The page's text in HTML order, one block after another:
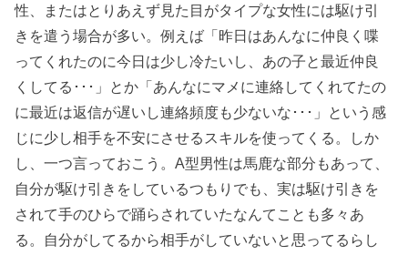
性、またはとりあえず見た目がタイプな女性には駆け引
きを遣う場合が多い。例えば「昨日はあんなに仲良く喋
ってくれたのに今日は少し冷たいし、あの子と最近仲良
くしてる･･･」とか「あんなにマメに連絡してくれてたの
に最近は返信が遅いし連絡頻度も少ないな･･･」という感
じに少し相手を不安にさせるスキルを使ってくる。しか
し、一つ言っておこう。A型男性は馬鹿な部分もあって、
自分が駆け引きをしているつもりでも、実は駆け引きを
されて手のひらで踊らされていたなんてことも多々あ
る。自分がしてるから相手がしていないと思ってるらし